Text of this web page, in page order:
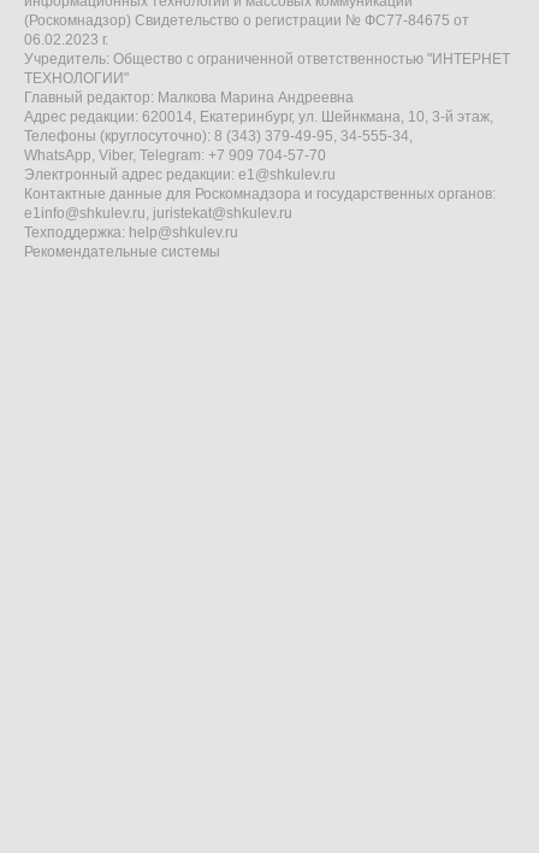
(Роскомнадзор) Свидетельство о регистрации № ФС77-84675 от
06.02.2023 г.
Учредитель: Общество с ограниченной ответственностью "ИНТЕРНЕТ
ТЕХНОЛОГИИ"
Главный редактор: Малкова Марина Андреевна
Адрес редакции: 620014, Екатеринбург, ул. Шейнкмана, 10, 3-й этаж,
Телефоны (круглосуточно): 8 (343) 379-49-95, 34-555-34,
WhatsApp, Viber, Telegram: +7 909 704-57-70
Электронный адрес редакции: e1@shkulev.ru
Контактные данные для Роскомнадзора и государственных органов:
e1info@shkulev.ru, juristekat@shkulev.ru
Техподдержка: help@shkulev.ru
Рекомендательные системы